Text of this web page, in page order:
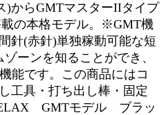
)からGMTマスターIIタイプ
の本格モデル。※GMT機
針(赤針)単独稼動可能な短
ーンを知ることができ、
能です。この商品にはコ
工具・打ち出し棒・固定
GMTモデル ブラッ